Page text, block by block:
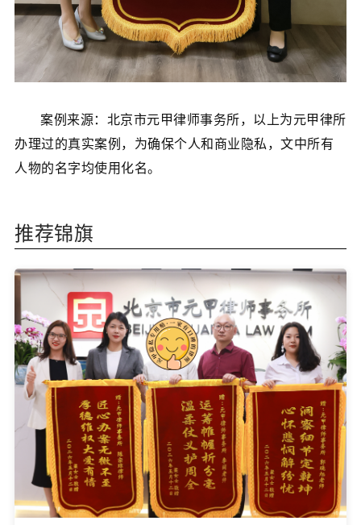
案例来源：北京市元甲律师事务所，以上为元甲律所
办理过的真实案例，为确保个人和商业隐私，文中所有
人物的名字均使用化名。
推荐锦旗